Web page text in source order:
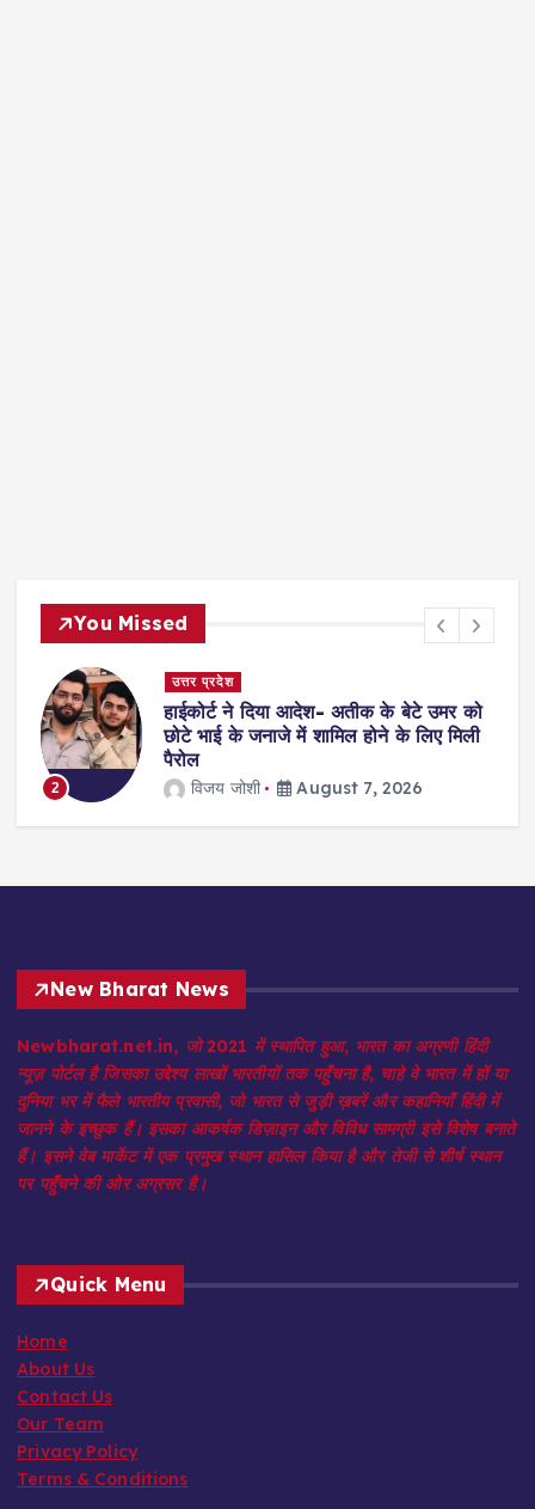
You Missed
2
उत्तर प्रदेश
हाईकोर्ट ने दिया आदेश- अतीक के बेटे उमर को
छोटे भाई के जनाजे में शामिल होने के लिए मिली
पैरोल
विजय जोशी August 7, 2026
New Bharat News
Newbharat.net.in, जो 2021 में स्थापित हुआ, भारत का अग्रणी हिंदी
न्यूज़ पोर्टल है जिसका उद्देश्य लाखों भारतीयों तक पहुँचना है, चाहे वे भारत में हों या
दुनिया भर में फैले भारतीय प्रवासी, जो भारत से जुड़ी ख़बरें और कहानियाँ हिंदी में
जानने के इच्छुक हैं। इसका आकर्षक डिज़ाइन और विविध सामग्री इसे विशेष बनाते
हैं। इसने वेब मार्केट में एक प्रमुख स्थान हासिल किया है और तेजी से शीर्ष स्थान
पर पहुँचने की ओर अग्रसर है।
Quick Menu
Home
About Us
Contact Us
Our Team
Privacy Policy
Terms & Conditions